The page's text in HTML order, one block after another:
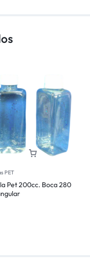
PET
Pet 200cc. Boca 280